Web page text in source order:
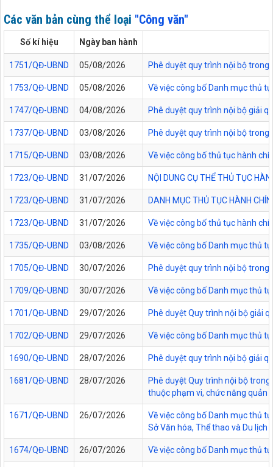
Các văn bản cùng thể loại "Công văn"
Số kí hiệu Ngày ban hành
1751/QĐ-UBND 05/08/2026 Phê duyệt quy trình nội bộ
1753/QĐ-UBND 05/08/2026 Về việc công bố Danh mục thủ
1747/QĐ-UBND 04/08/2026 Phê duyệt quy trình nội bộ giải
1737/QĐ-UBND 03/08/2026 Phê duyệt quy trình nội bộ
1715/QĐ-UBND 03/08/2026 Về việc công bố thủ tục hành
1723/QĐ-UBND 31/07/2026 NỘI DUNG CỤ THỂ THỦ TỤC
1723/QĐ-UBND 31/07/2026 DANH MỤC THỦ TỤC HÀNH
1723/QĐ-UBND 31/07/2026 Về việc công bố thủ tục hành
1735/QĐ-UBND 03/08/2026 Về việc công bố Danh mục thủ
1705/QĐ-UBND 30/07/2026 Phê duyệt quy trình nội bộ
1709/QĐ-UBND 30/07/2026 Về việc công bố Danh mục thủ
1701/QĐ-UBND 29/07/2026 Phê duyệt Quy trình nội bộ giải
1702/QĐ-UBND 29/07/2026 Về việc công bố Danh mục thủ
1690/QĐ-UBND 28/07/2026 Phê duyệt quy trình nội bộ giải
1681/QĐ-UBND 28/07/2026
Phê duyệt Quy trình nội bộ
thuộc phạm vi, chức năng quản
1671/QĐ-UBND 26/07/2026
Về việc công bố Danh mục thủ
Sở Văn hóa, Thể thao và Du lịch
1674/QĐ-UBND 26/07/2026 Về việc công bố Danh mục thủ